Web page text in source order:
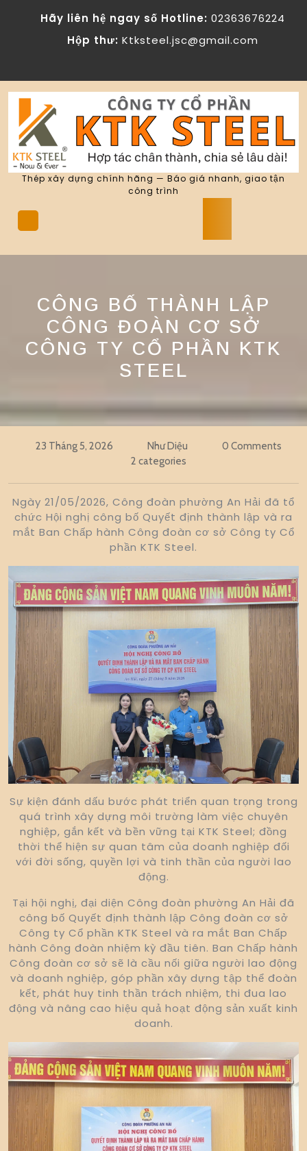
Hãy liên hệ ngay số Hotline: 02363676224
Hộp thư: Ktksteel.jsc@gmail.com
Thép xây dựng chính hãng — Báo giá nhanh, giao tận
công trình
CÔNG BỐ THÀNH LẬP
CÔNG ĐOÀN CƠ SỞ
CÔNG TY CỔ PHẦN KTK
STEEL
23 Tháng 5, 2026 Như Diệu
0 Comments
2 categories
Ngày 21/05/2026, Công đoàn phường An Hải đã tổ
chức Hội nghị công bố Quyết định thành lập và ra
mắt Ban Chấp hành Công đoàn cơ sở Công ty Cổ
phần KTK Steel.
Sự kiện đánh dấu bước phát triển quan trọng trong
quá trình xây dựng môi trường làm việc chuyên
nghiệp, gắn kết và bền vững tại KTK Steel; đồng
thời thể hiện sự quan tâm của doanh nghiệp đối
với đời sống, quyền lợi và tinh thần của người lao
động.
Tại hội nghị, đại diện Công đoàn phường An Hải đã
công bố Quyết định thành lập Công đoàn cơ sở
Công ty Cổ phần KTK Steel và ra mắt Ban Chấp
hành Công đoàn nhiệm kỳ đầu tiên. Ban Chấp hành
Công đoàn cơ sở sẽ là cầu nối giữa người lao động
và doanh nghiệp, góp phần xây dựng tập thể đoàn
kết, phát huy tinh thần trách nhiệm, thi đua lao
động và nâng cao hiệu quả hoạt động sản xuất kinh
doanh.